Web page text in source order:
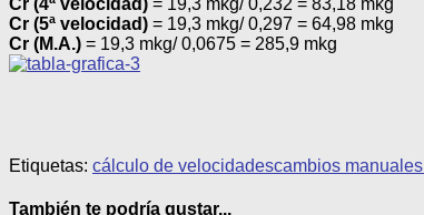
Cr (5ª velocidad) = 19,3 mkg/ 0,297 = 64,98 mkg
Cr (M.A.) = 19,3 mkg/ 0,0675 = 285,9 mkg
Etiquetas: cálculo de velocidadescambios manuales
También te podría gustar...